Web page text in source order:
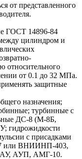
от представленного
ГОСТ 14896-84
цилиндром и
относительного
от 0.1 до 32 МПа.
защитные
назначения;
турбинные с
ДС-8 (М-8Б,
гидрожидкости
с присадками
или ВНИИНП-403,
АУ, АУП, АМГ-10.